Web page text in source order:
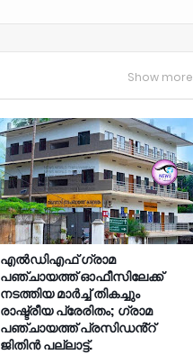
Show more
എൽഡിഎഫ് ഗ്രാമ
പഞ്ചായത്ത് ഓഫീസിലേക്ക്
നടത്തിയ മാർച്ച് തികച്ചും
രാഷ്ട്രീയ പ്രേരിതം; ഗ്രാമ
പഞ്ചായത്ത് പ്രസിഡൻ്റ്
ജിതിൻ പല്ലാട്ട്.